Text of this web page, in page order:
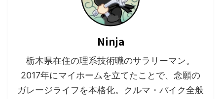
Ninja
栃木県在住の理系技術職のサラリーマン。
2017年にマイホームを立てたことで、念願の
ガレージライフを本格化。クルマ・バイク全般